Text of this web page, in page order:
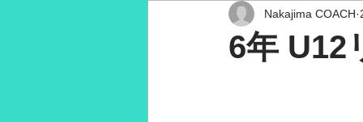
2024年7月 2022年11月
6年 U12
Nakajima COACH